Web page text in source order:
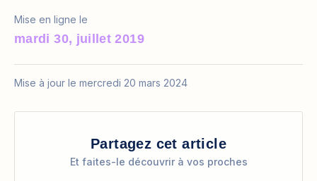
Mise en ligne le
mardi 30, juillet 2019
Mise à jour le mercredi 20 mars 2024
Partagez cet article
Et faites-le découvrir à vos proches